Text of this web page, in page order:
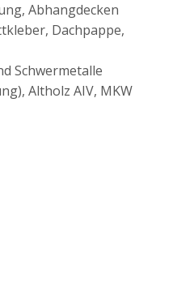
Abhangdecken
Dachpappe,
Schwermetalle
Altholz AIV, MKW